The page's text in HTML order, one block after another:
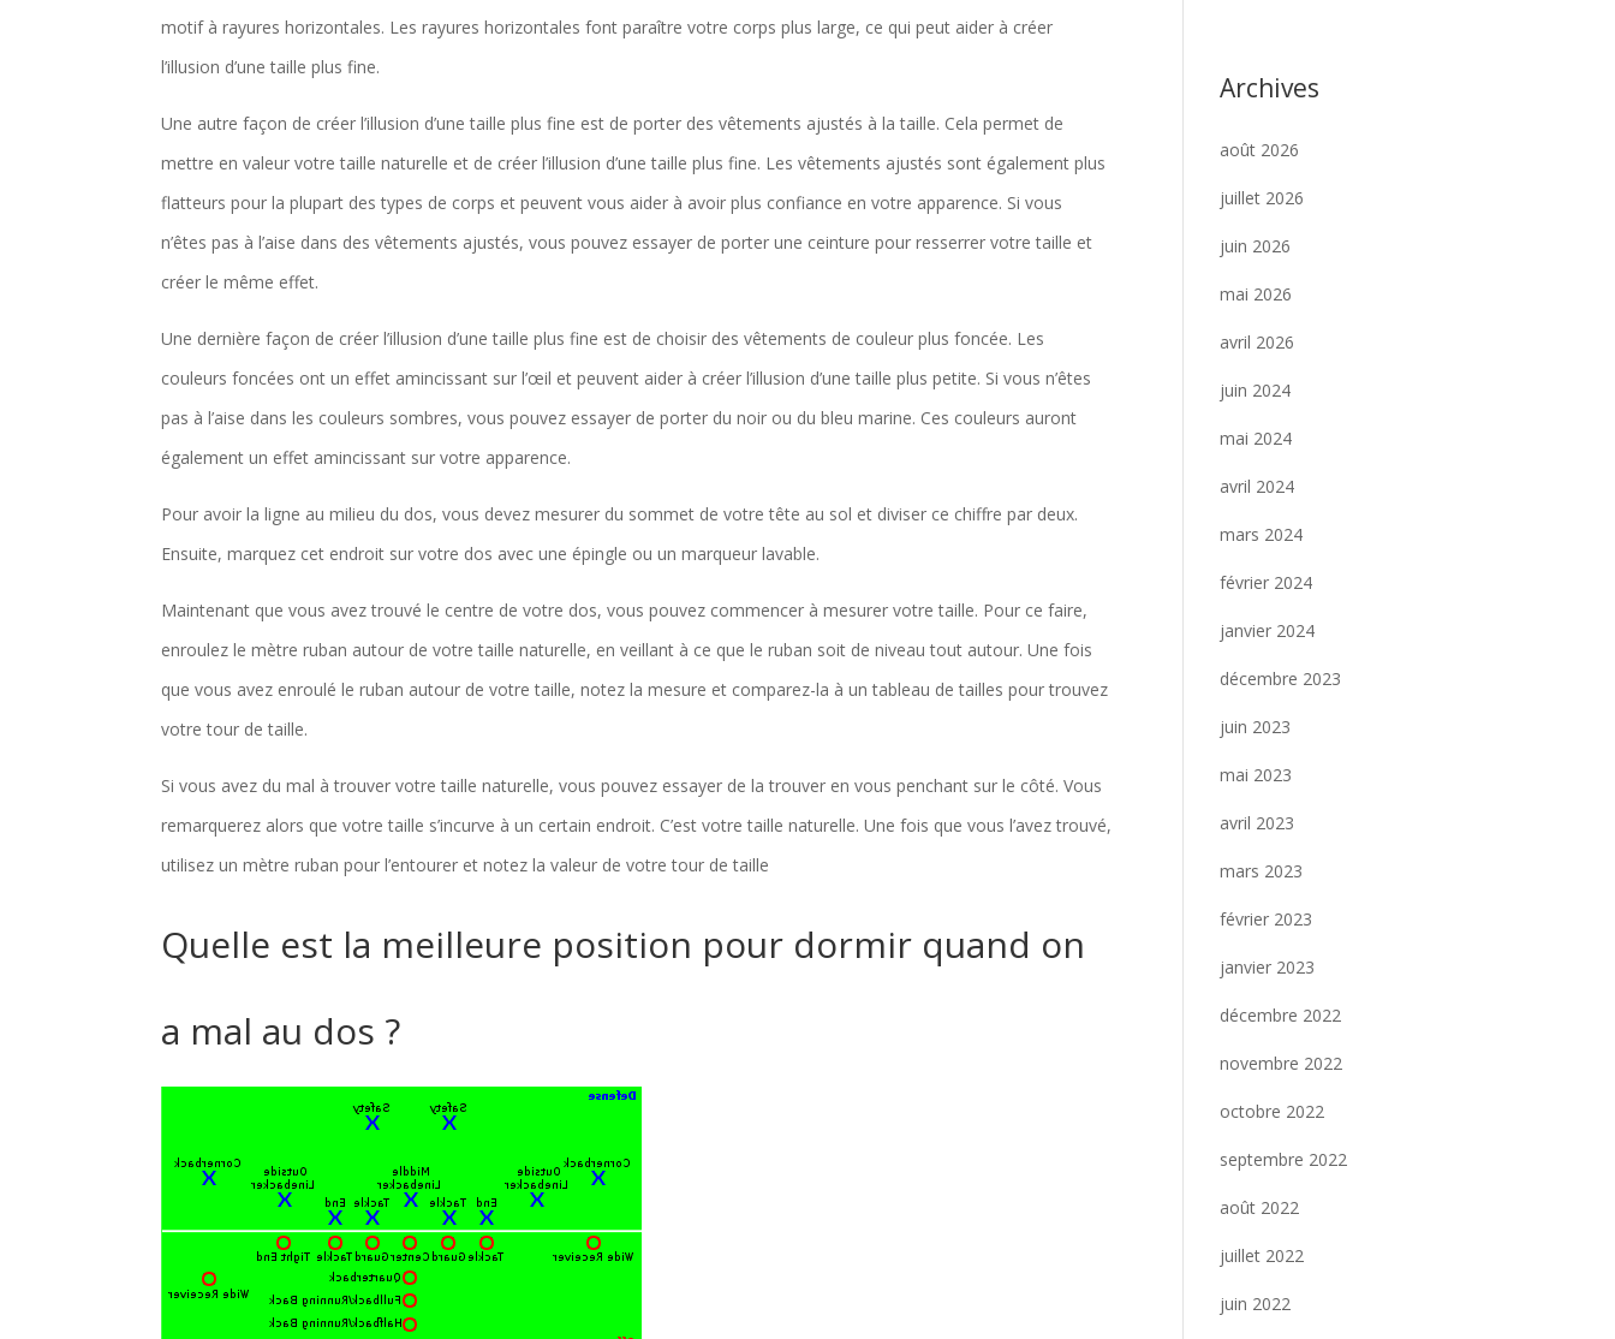
motif à rayures horizontales. Les rayures horizontales font paraître votre corps plus large, ce qui peut aider à créer
l’illusion d’une taille plus fine.
Une autre façon de créer l’illusion d’une taille plus fine est de porter des vêtements ajustés à la taille. Cela permet de
mettre en valeur votre taille naturelle et de créer l’illusion d’une taille plus fine. Les vêtements ajustés sont également plus
flatteurs pour la plupart des types de corps et peuvent vous aider à avoir plus confiance en votre apparence. Si vous
n’êtes pas à l’aise dans des vêtements ajustés, vous pouvez essayer de porter une ceinture pour resserrer votre taille et
créer le même effet.
Une dernière façon de créer l’illusion d’une taille plus fine est de choisir des vêtements de couleur plus foncée. Les
couleurs foncées ont un effet amincissant sur l’œil et peuvent aider à créer l’illusion d’une taille plus petite. Si vous n’êtes
pas à l’aise dans les couleurs sombres, vous pouvez essayer de porter du noir ou du bleu marine. Ces couleurs auront
également un effet amincissant sur votre apparence.
Pour avoir la ligne au milieu du dos, vous devez mesurer du sommet de votre tête au sol et diviser ce chiffre par deux.
Ensuite, marquez cet endroit sur votre dos avec une épingle ou un marqueur lavable.
Maintenant que vous avez trouvé le centre de votre dos, vous pouvez commencer à mesurer votre taille. Pour ce faire,
enroulez le mètre ruban autour de votre taille naturelle, en veillant à ce que le ruban soit de niveau tout autour. Une fois
que vous avez enroulé le ruban autour de votre taille, notez la mesure et comparez-la à un tableau de tailles pour trouvez
votre tour de taille.
Si vous avez du mal à trouver votre taille naturelle, vous pouvez essayer de la trouver en vous penchant sur le côté. Vous
remarquerez alors que votre taille s’incurve à un certain endroit. C’est votre taille naturelle. Une fois que vous l’avez trouvé,
utilisez un mètre ruban pour l’entourer et notez la valeur de votre tour de taille
Quelle est la meilleure position pour dormir quand on
a mal au dos ?
Archives
août 2026
juillet 2026
juin 2026
mai 2026
avril 2026
juin 2024
mai 2024
avril 2024
mars 2024
février 2024
janvier 2024
décembre 2023
juin 2023
mai 2023
avril 2023
mars 2023
février 2023
janvier 2023
décembre 2022
novembre 2022
octobre 2022
septembre 2022
août 2022
juillet 2022
juin 2022